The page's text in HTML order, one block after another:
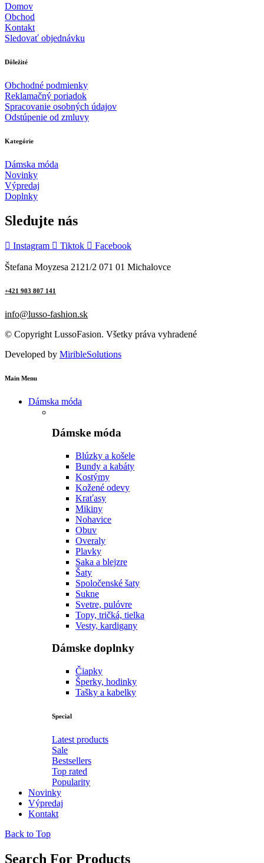
Domov
Obchod
Kontakt
Sledovať objednávku
Dôležité
Obchodné podmienky
Reklamačný poriadok
Spracovanie osobných údajov
Odstúpenie od zmluvy
Kategórie
Dámska móda
Novinky
Výpredaj
Doplnky
Sledujte nás
Instagram Tiktok Facebook
Štefana Moyzesa 2121/2 071 01 Michalovce
+421 903 807 141
info@lusso-fashion.sk
© Copyright LussoFasion. Všetky práva vyhradené
Developed by MiribleSolutions
Main Menu
Dámska móda
Dámske móda
Blúzky a košele
Bundy a kabáty
Kostýmy
Kožené odevy
Kraťasy
Mikiny
Nohavice
Obuv
Overaly
Plavky
Saka a blejzre
Šaty
Spoločenské šaty
Sukne
Svetre, pulóvre
Topy, tričká, tielka
Vesty, kardigany
Dámske doplnky
Čiapky
Šperky, hodinky
Tašky a kabelky
Special
Latest products
Sale
Bestsellers
Top rated
Popularity
Novinky
Výpredaj
Kontakt
Back to Top
Search For Products